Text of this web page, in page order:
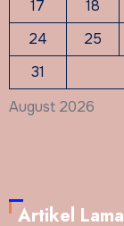
August 2026
17
18
24
25
31
Artikel Lama